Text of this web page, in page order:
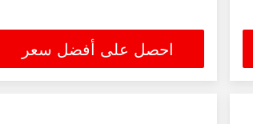
احصل على أفضل سعر